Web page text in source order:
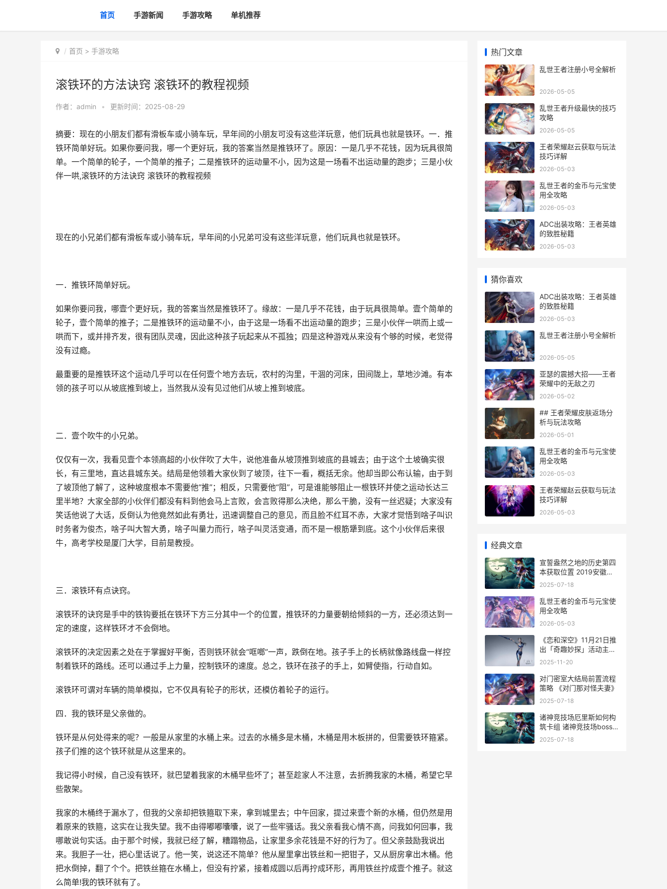
首页 手游新闻 手游攻略 单机推荐
首页 > 手游攻略
滚铁环的方法诀窍 滚铁环的教程视频
作者： admin • 更新时间：2025-08-29
摘要：现在的小朋友们都有滑板车或小骑车玩，早年间的小朋友可没有这些洋玩意，他们玩具也就是铁环。一．推
铁环简单好玩。如果你要问我，哪一个更好玩，我的答案当然是推铁环了。原因：一是几乎不花钱，因为玩具很简
单。一个简单的轮子，一个简单的推子；二是推铁环的运动量不小，因为这是一场看不出运动量的跑步；三是小伙
伴一哄,滚铁环的方法诀窍 滚铁环的教程视频
现在的小兄弟们都有滑板车或小骑车玩，早年间的小兄弟可没有这些洋玩意，他们玩具也就是铁环。
一．推铁环简单好玩。
如果你要问我，哪壹个更好玩，我的答案当然是推铁环了。缘故：一是几乎不花钱，由于玩具很简单。壹个简单的
轮子，壹个简单的推子；二是推铁环的运动量不小，由于这是一场看不出运动量的跑步；三是小伙伴一哄而上或一
哄而下，或并排齐发，很有团队灵魂，因此这种孩子玩起来从不孤独；四是这种游戏从来没有个够的时候，老觉得
没有过瘾。
最重要的是推铁环这个运动几乎可以在任何壹个地方去玩，农村的沟里，干涸的河床，田间陇上，草地沙滩。有本
领的孩子可以从坡底推到坡上，当然我从没有见过他们从坡上推到坡底。
二．壹个吹牛的小兄弟。
仅仅有一次，我看见壹个本领高超的小伙伴吹了大牛，说他准备从坡顶推到坡底的县城去；由于这个土坡确实很
长，有三里地，直达县城东关。结局是他领着大家伙到了坡顶，往下一看，概括无余。他却当即公布认输，由于到
了坡顶他了解了，这种坡度根本不需要他“推”；相反，只需要他“阻”，可是谁能够阻止一根铁环并使之运动长达三
里半地？大家全部的小伙伴们都没有料到他会马上言败，会言败得那么决绝，那么干脆，没有一丝迟疑；大家没有
笑话他说了大话，反倒认为他竟然如此有勇壮，迅速调整自己的意见，而且脸不红耳不赤，大家才觉悟到啥子叫识
时务者为俊杰，啥子叫大智大勇，啥子叫量力而行，啥子叫灵活变通，而不是一根筋犟到底。这个小伙伴后来很
牛，高考学校是厦门大学，目前是教授。
三．滚铁环有点诀窍。
滚铁环的诀窍是手中的铁钩要抵在铁环下方三分其中一个的位置，推铁环的力量要朝给倾斜的一方，还必须达到一
定的速度，这样铁环才不会倒地。
滚铁环的决定因素之处在于掌握好平衡，否则铁环就会“哐啷”一声，跌倒在地。孩子手上的长柄就像路线盘一样控
制着铁环的路线。还可以通过手上力量，控制铁环的速度。总之，铁环在孩子的手上，如臂使指，行动自如。
滚铁环可谓对车辆的简单模拟，它不仅具有轮子的形状，还模仿着轮子的运行。
四．我的铁环是父亲做的。
铁环是从何处得来的呢？一般是从家里的水桶上来。过去的水桶多是木桶，木桶是用木板拼的，但需要铁环箍紧。
孩子们推的这个铁环就是从这里来的。
我记得小时候，自己没有铁环，就巴望着我家的木桶早些坏了；甚至趁家人不注意，去折腾我家的木桶，希望它早
些散架。
我家的木桶终于漏水了，但我的父亲却把铁箍取下来，拿到城里去；中午回家，提过来壹个新的水桶，但仍然是用
着原来的铁箍，这实在让我失望。我不由得嘟嘟囔囔，说了一些牢骚话。我父亲看我心情不高，问我如何回事，我
哪敢说句实话。由于那个时候，我就已经了解，糟蹋物品，让家里多余花钱是不好的行为了。但父亲鼓励我说出
来。我胆子一壮，把心里话说了。他一笑，说这还不简单？他从屋里拿出铁丝和一把钳子，又从厨房拿出木桶。他
把水倒掉，翻了个个。把铁丝箍在水桶上，但没有拧紧，接着成圆以后再拧成环形，再用铁丝拧成壹个推子。就这
么简单!我的铁环就有了。
热门文章
乱世王者注册小号全解析
2026-05-05
乱世王者升级最快的技巧
攻略
2026-05-05
王者荣耀赵云获取与玩法
技巧详解
2026-05-03
乱世王者的金币与元宝使
用全攻略
2026-05-03
ADC出装攻略：王者英雄
的致胜秘籍
2026-05-03
猜你喜欢
ADC出装攻略：王者英雄
的致胜秘籍
2026-05-03
乱世王者注册小号全解析
2026-05-05
亚瑟的震撼大招——王者
荣耀中的无敌之刃
2026-05-02
## 王者荣耀皮肤返场分
析与玩法攻略
2026-05-01
乱世王者的金币与元宝使
用全攻略
2026-05-03
王者荣耀赵云获取与玩法
技巧详解
2026-05-03
经典文章
宣誓盎然之地的历史第四
本获取位置 2019安徽公
务员笔试成绩
2025-07-18
乱世王者的金币与元宝使
用全攻略
2026-05-03
《恋和深空》11月21日推
出「奇趣妙探」活动主
题！ 恋与深空是哪个公司
2025-11-20
对门密室大结局前置流程
策略 《对门那对怪夫妻》
2025-07-18
诸神竞技场厄里斯如何构
筑卡组 诸神竞技场boss
顺序
2025-07-18